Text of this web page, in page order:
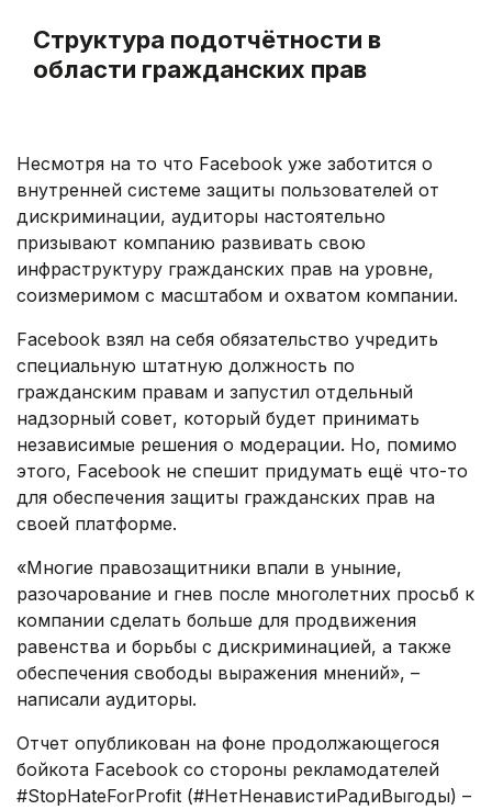
Структура подотчётности в
области гражданских прав
Несмотря на то что Facebook уже заботится о
внутренней системе защиты пользователей от
дискриминации, аудиторы настоятельно
призывают компанию развивать свою
инфраструктуру гражданских прав на уровне,
соизмеримом с масштабом и охватом компании.
Facebook взял на себя обязательство учредить
специальную штатную должность по
гражданским правам и запустил отдельный
надзорный совет, который будет принимать
независимые решения о модерации. Но, помимо
этого, Facebook не спешит придумать ещё что-то
для обеспечения защиты гражданских прав на
своей платформе.
«Многие правозащитники впали в уныние,
разочарование и гнев после многолетних просьб к
компании сделать больше для продвижения
равенства и борьбы с дискриминацией, а также
обеспечения свободы выражения мнений», –
написали аудиторы.
Отчет опубликован на фоне продолжающегося
бойкота Facebook со стороны рекламодателей
#StopHateForProfit (#НетНенавистиРадиВыгоды) –